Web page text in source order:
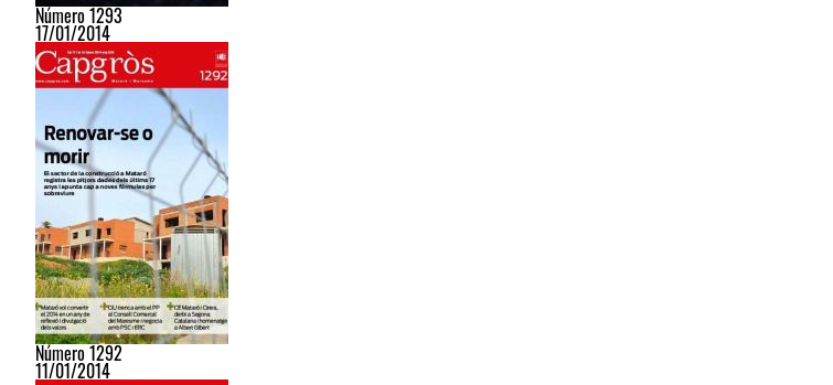
Número 1293
17/01/2014
Número 1292
11/01/2014